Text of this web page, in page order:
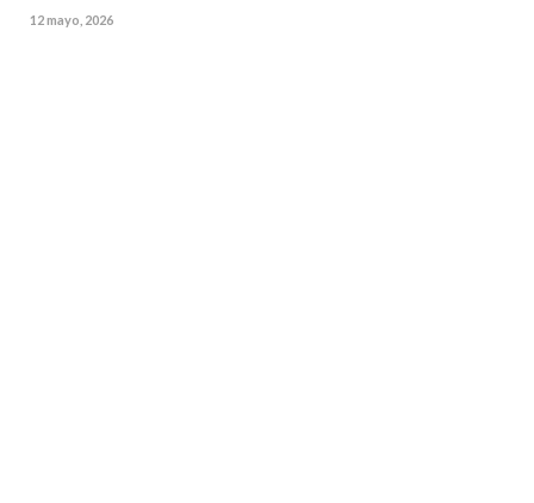
12 mayo, 2026